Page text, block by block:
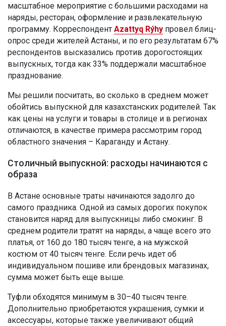
масштабное мероприятие с большими расходами на
наряды, ресторан, оформление и развлекательную
программу. Корреспондент Azattyq Rýhy провел блиц-
опрос среди жителей Астаны, и по его результатам 67%
респондентов высказались против дорогостоящих
выпускных, тогда как 33% поддержали масштабное
празднование.
Мы решили посчитать, во сколько в среднем может
обойтись выпускной для казахстанских родителей. Так
как цены на услуги и товары в столице и в регионах
отличаются, в качестве примера рассмотрим город
областного значения – Караганду и Астану.
Столичный выпускной: расходы начинаются с
образа
В Астане основные траты начинаются задолго до
самого праздника. Одной из самых дорогих покупок
становится наряд для выпускницы либо смокинг. В
среднем родители тратят на наряды, а чаще всего это
платья, от 160 до 180 тысяч тенге, а на мужской
костюм от 40 тысяч тенге. Если речь идет об
индивидуальном пошиве или брендовых магазинах,
сумма может быть еще выше.
Туфли обходятся минимум в 30–40 тысяч тенге.
Дополнительно приобретаются украшения, сумки и
аксессуары, которые также увеличивают общий